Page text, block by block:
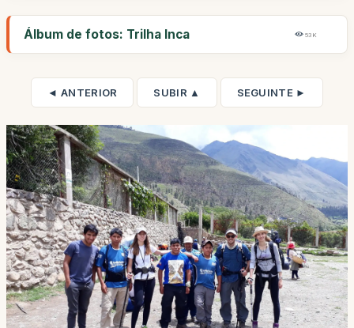
Álbum de fotos: Trilha Inca 53K
◄ ANTERIOR SUBIR ▲ SEGUINTE ►